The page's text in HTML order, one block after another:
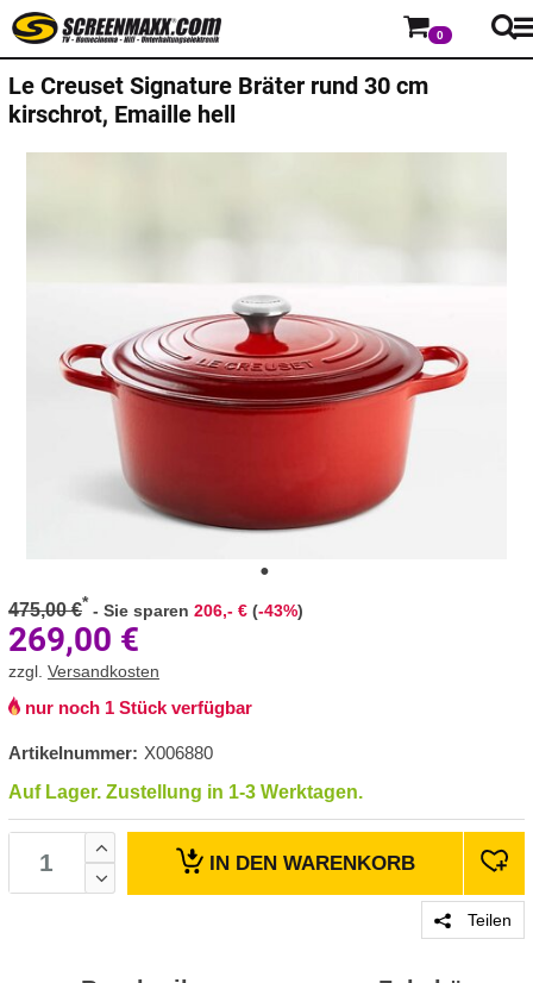
0
Le Creuset Signature Bräter rund 30 cm
kirschrot, Emaille hell
475,00 €* - Sie sparen 206,- € (-43%)
269,00 €
zzgl. Versandkosten
nur noch 1 Stück verfügbar
Artikelnummer: X006880
Auf Lager. Zustellung in 1-3 Werktagen.
IN DEN WARENKORB
Teilen